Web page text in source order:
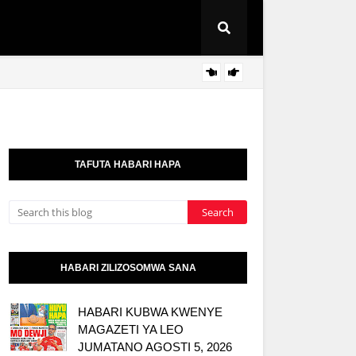
TAFUTA HABARI HAPA
HABARI ZILIZOSOMWA SANA
HABARI KUBWA KWENYE
MAGAZETI YA LEO
JUMATANO AGOSTI 5, 2026